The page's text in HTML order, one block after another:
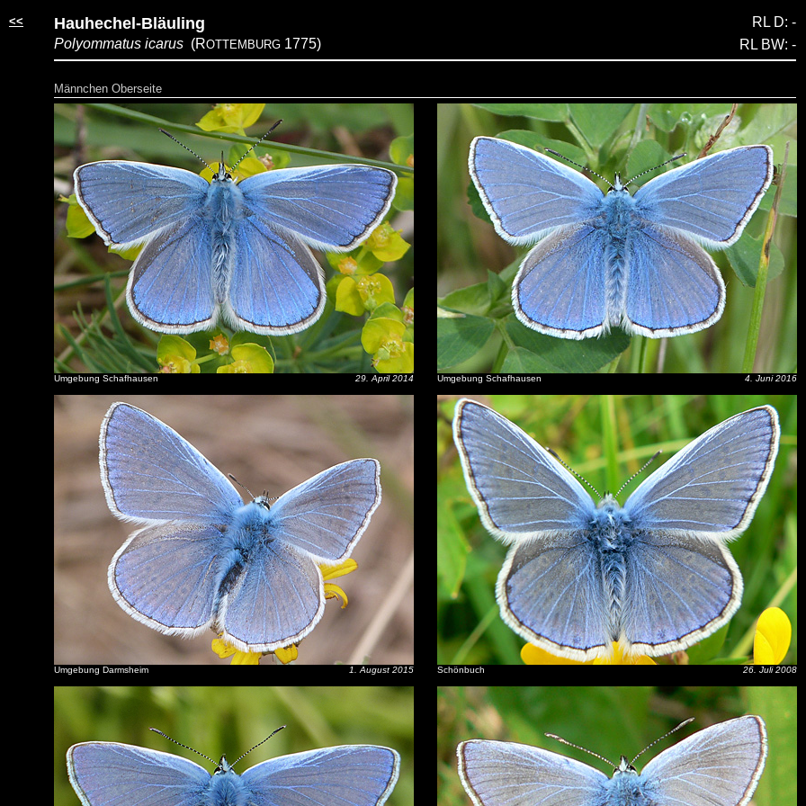
<< Hauhechel-Bläuling
Polyommatus icarus (ROTTEMBURG 1775)
RL D: -
RL BW: -
Männchen Oberseite
Umgebung Schafhausen 29. April 2014
Umgebung Darmsheim 1. August 2015
Umgebung Schafhausen 4. Juni 2016
Schönbuch 26. Juli 2008